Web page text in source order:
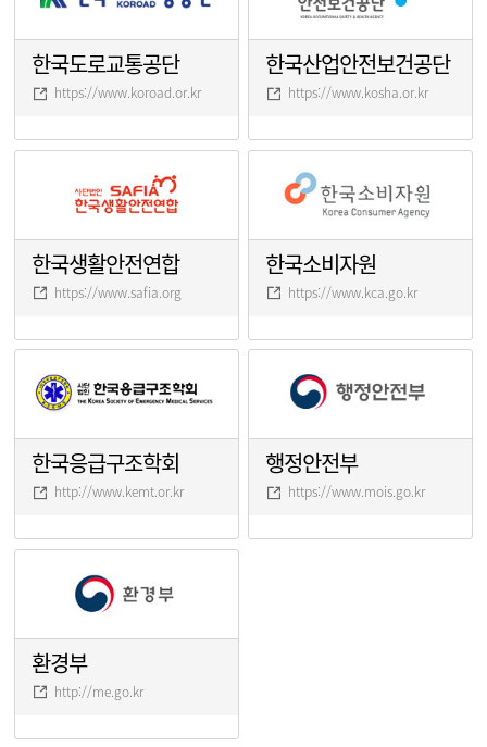
한국도로교통공단
https://www.koroad.or.kr
한국산업안전보건공단
https://www.kosha.or.kr
한국생활안전연합
https://www.safia.org
한국소비자원
https://www.kca.go.kr
한국응급구조학회
http://www.kemt.or.kr
행정안전부
https://www.mois.go.kr
환경부
http://me.go.kr